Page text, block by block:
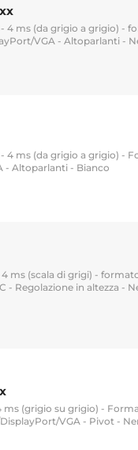
4 ms (da grigio a grigio) -
VGA - Altoparlanti -
4 ms (da grigio a grigio) -
- Altoparlanti - Bianco
ms (scala di grigi) -
- Regolazione in altezza -
ms (grigio su grigio) -
VGA - Pivot -